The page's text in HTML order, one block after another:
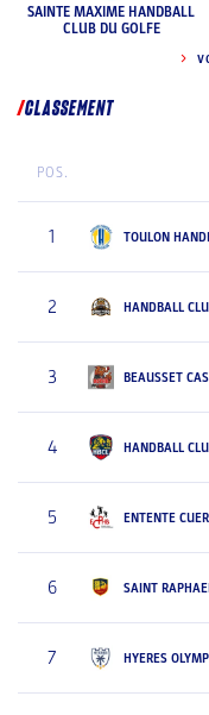
SAINTE MAXIME HANDBALL
CLUB DU GOLFE
CLASSEMENT
POS.
1 TOULON
2 HANDBALL
3 BEAUSSET
4 HANDBALL
5 ENTENTE
6 SAINT
7 HYERES